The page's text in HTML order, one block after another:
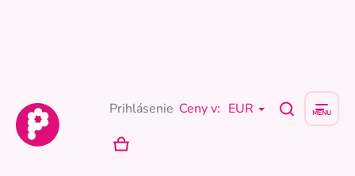
Ceny v: EUR
Prihlásenie
NÁKUPNÝ